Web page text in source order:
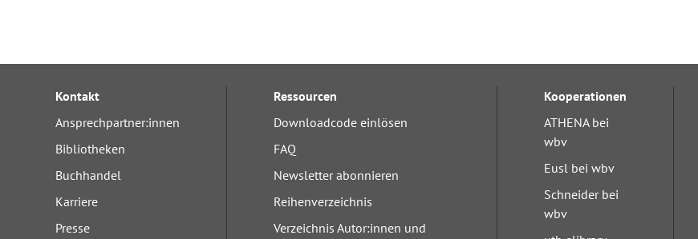
Kontakt
Ansprechpartner:innen
Bibliotheken
Buchhandel
Karriere
Presse
Ressourcen
Downloadcode einlösen
FAQ
Newsletter abonnieren
Reihenverzeichnis
Verzeichnis Autor:innen und
Kooperationen
ATHENA bei
wbv
Eusl bei wbv
Schneider bei
wbv